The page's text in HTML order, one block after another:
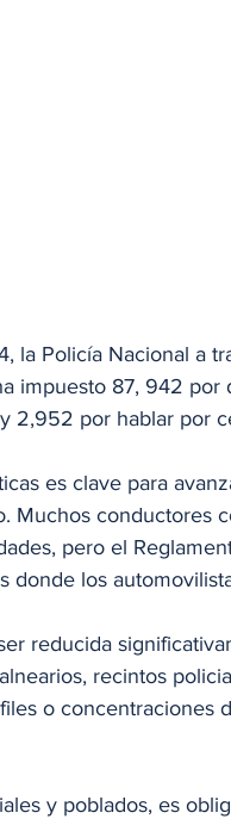
la Policía Nacional a
impuesto 87, 942
2,952 por hablar por
es clave para
Muchos conductores
pero el
donde los
reducida
recintos
o concentraciones
y poblados, es